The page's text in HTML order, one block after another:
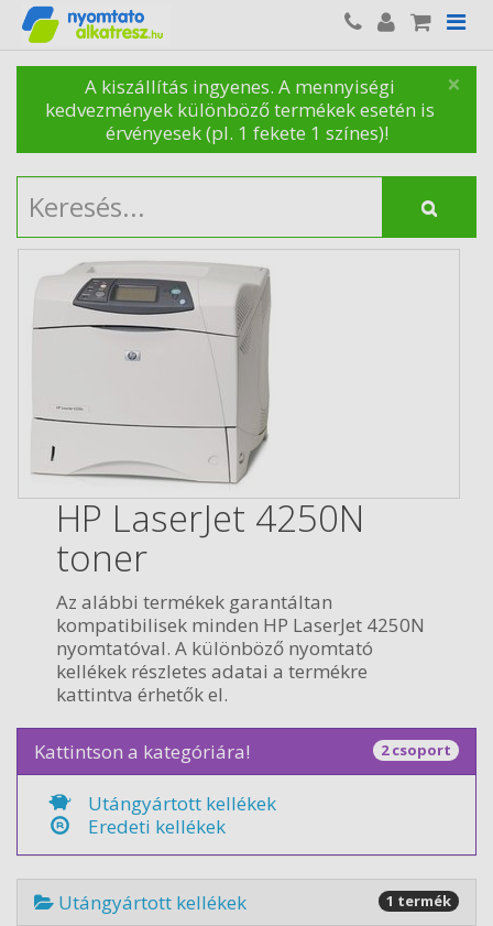
×
A kiszállítás ingyenes. A mennyiségi
kedvezmények különböző termékek esetén is
érvényesek (pl. 1 fekete 1 színes)!
HP LaserJet 4250N
toner
Az alábbi termékek garantáltan
kompatibilisek minden HP LaserJet 4250N
nyomtatóval. A különböző nyomtató
kellékek részletes adatai a termékre
kattintva érhetők el.
Kattintson a kategóriára! 2 csoport
Utángyártott kellékek
Eredeti kellékek
Utángyártott kellékek 1 termék